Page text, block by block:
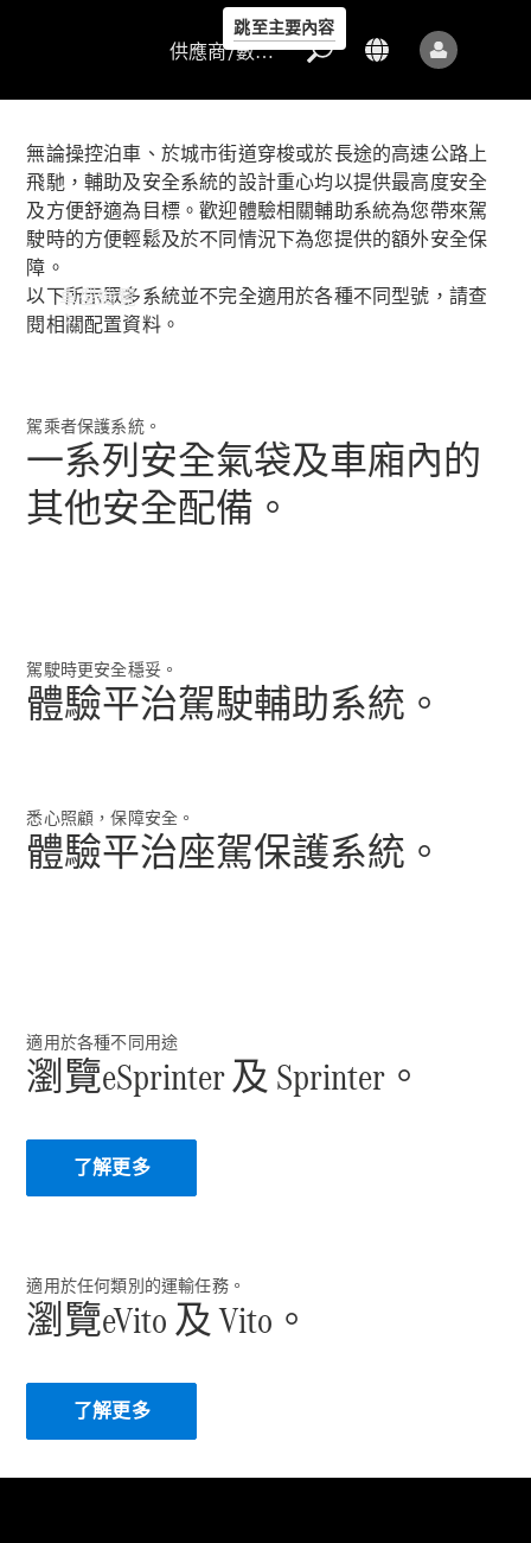
跳至主要內容
供應商/數據
車型總覽
所有車型
eSprinter 底
盤車
Vito
eVito Panel
Van
Vito Mixto
Tourer
所有車輛
供應商/數據保護
無論操控泊車、於城市街道穿梭或於長途的高速公路上
飛馳，輔助及安全系統的設計重心均以提供最高度安全
及方便舒適為目標。歡迎體驗相關輔助系統為您帶來駕
駛時的方便輕鬆及於不同情況下為您提供的額外安全保
障。
以下所示眾多系統並不完全適用於各種不同型號，請查
閱相關配置資料。
駕乘者保護系統。
一系列安全氣袋及車廂內的
其他安全配備。
駕駛時更安全穩妥。
體驗平治駕駛輔助系統。
悉心照顧，保障安全。
體驗平治座駕保護系統。
適用於各種不同用途
瀏覽eSprinter 及 Sprinter。
了解更多
適用於任何類別的運輸任務。
瀏覽eVito 及 Vito。
了解更多